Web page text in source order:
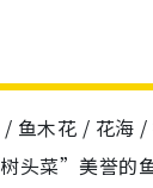
/ 鱼木花 / 花海
头菜”美誉的